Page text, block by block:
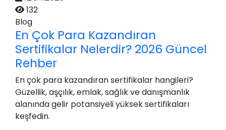
132
Blog
En Çok Para Kazandıran
Sertifikalar Nelerdir? 2026 Güncel
Rehber
En çok para kazandıran sertifikalar hangileri?
Güzellik, aşçılık, emlak, sağlık ve danışmanlık
alanında gelir potansiyeli yüksek sertifikaları
keşfedin.